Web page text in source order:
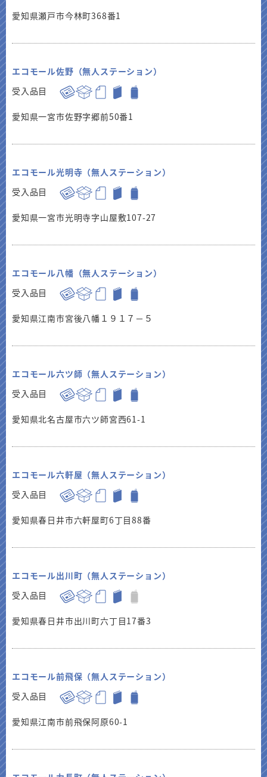
愛知県瀬戸市今林町368番1
エコモール佐野（無人ステーション）
受入品目
愛知県一宮市佐野字郷前50番1
エコモール光明寺（無人ステーション）
受入品目
愛知県一宮市光明寺字山屋敷107-27
エコモール八幡（無人ステーション）
受入品目
愛知県江南市宮後八幡１９１７－５
エコモール六ツ師（無人ステーション）
受入品目
愛知県北名古屋市六ツ師宮西61-1
エコモール六軒屋（無人ステーション）
受入品目
愛知県春日井市六軒屋町6丁目88番
エコモール出川町（無人ステーション）
受入品目
愛知県春日井市出川町六丁目17番3
エコモール前飛保（無人ステーション）
受入品目
愛知県江南市前飛保阿原60-1